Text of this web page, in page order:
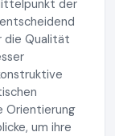
der
die Qualität
Orientierung
um ihre